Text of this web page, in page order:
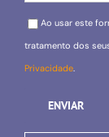
Please leave this
Ao usar este
tratamento dos
Privacidade.